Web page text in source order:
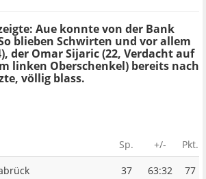
Aue konnte von der Bank
blieben Schwirten und vor allem
der Omar Sijaric (22, Verdacht auf
linken Oberschenkel) bereits nach
völlig blass.
Sp. +/-
Pkt.
37 63:32 77